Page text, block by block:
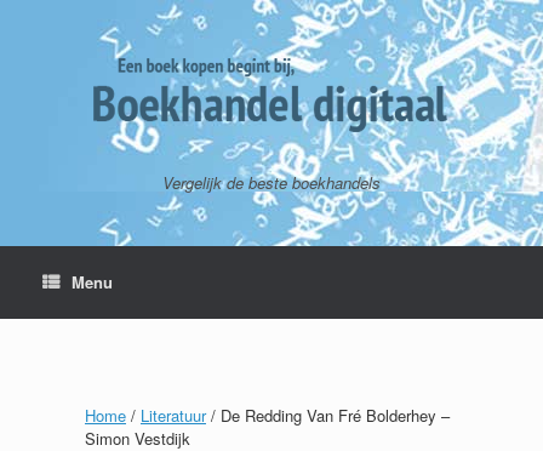
Vergelijk de beste boekhandels
Menu
Home / Literatuur/ De Redding Van Fré Bolderhey –
Simon Vestdijk